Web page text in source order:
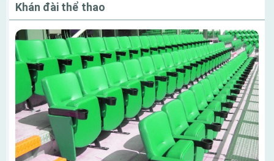
Khán đài thể thao